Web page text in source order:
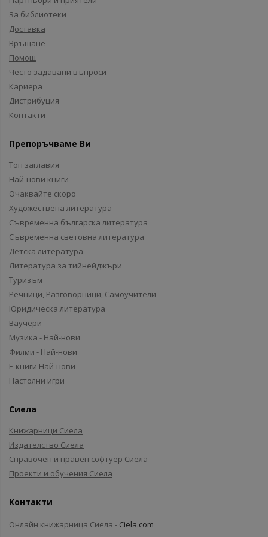
За библиотеки
Доставка
Връщане
Помощ
Често задавани въпроси
Кариера
Дистрибуция
Контакти
Препоръчваме Ви
Топ заглавия
Най-нови книги
Очаквайте скоро
Художествена литература
Съвременна българска литература
Съвременна световна литература
Детска литература
Литература за тийнейджъри
Туризъм
Речници, Разговорници, Самоучители
Юридическа литература
Ваучери
Музика - Най-нови
Филми - Най-нови
Е-книги Най-нови
Настолни игри
Сиела
Книжарници Сиела
Издателство Сиела
Справочен и правен софтуер Сиела
Проекти и обучения Сиела
Контакти
Онлайн книжарница Сиела - Ciela.com